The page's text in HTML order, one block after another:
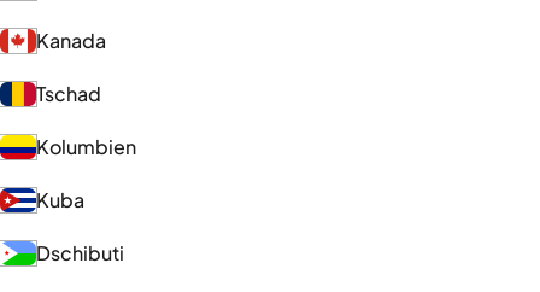
Kanada
Tschad
Kolumbien
Kuba
Dschibuti